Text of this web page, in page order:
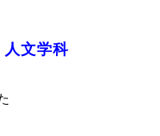
人文学科